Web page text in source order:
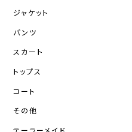
ジャケット
パンツ
スカート
トップス
コート
その他